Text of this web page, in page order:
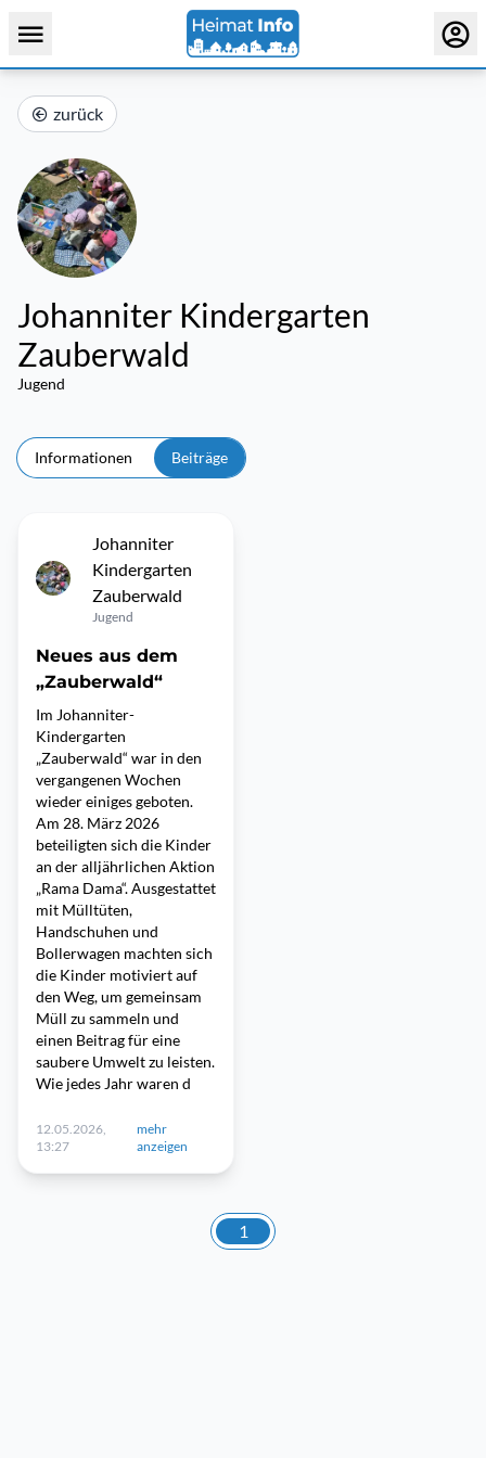
zurück
Johanniter Kindergarten
Zauberwald
Jugend
Informationen Beiträge
Johanniter
Kindergarten
Zauberwald
Jugend
Neues aus dem
„Zauberwald“
Im Johanniter-
Kindergarten
„Zauberwald“ war in den
vergangenen Wochen
wieder einiges geboten.
Am 28. März 2026
beteiligten sich die Kinder
an der alljährlichen Aktion
„Rama Dama“. Ausgestattet
mit Mülltüten,
Handschuhen und
Bollerwagen machten sich
die Kinder motiviert auf
den Weg, um gemeinsam
Müll zu sammeln und
einen Beitrag für eine
saubere Umwelt zu leisten.
Wie jedes Jahr waren d
12.05.2026,
13:27
mehr
anzeigen
1